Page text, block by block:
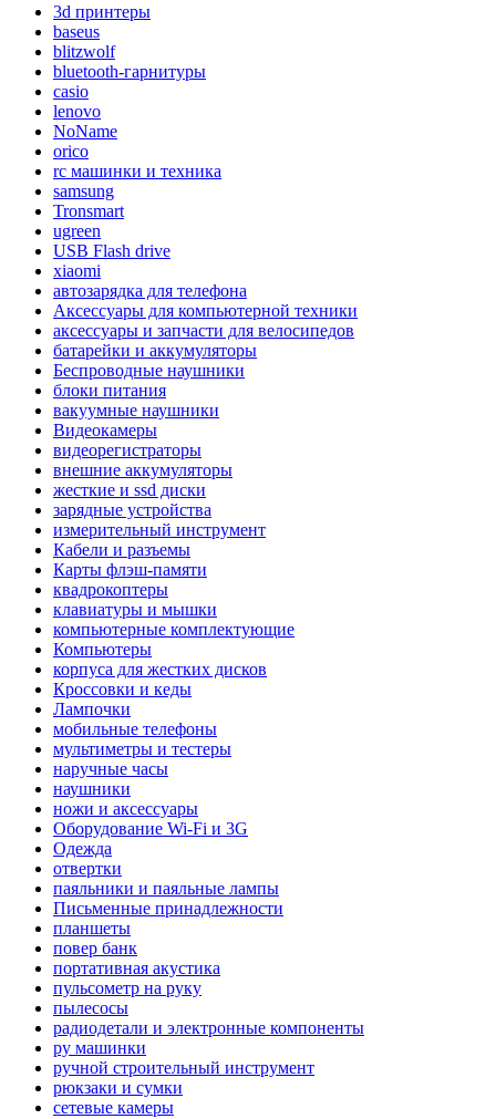
3d принтеры
baseus
blitzwolf
bluetooth-гарнитуры
casio
lenovo
NoName
orico
rc машинки и техника
samsung
Tronsmart
ugreen
USB Flash drive
xiaomi
автозарядка для телефона
Аксессуары для компьютерной техники
аксессуары и запчасти для велосипедов
батарейки и аккумуляторы
Беспроводные наушники
блоки питания
вакуумные наушники
Видеокамеры
видеорегистраторы
внешние аккумуляторы
жесткие и ssd диски
зарядные устройства
измерительный инструмент
Кабели и разъемы
Карты флэш-памяти
квадрокоптеры
клавиатуры и мышки
компьютерные комплектующие
Компьютеры
корпуса для жестких дисков
Кроссовки и кеды
Лампочки
мобильные телефоны
мультиметры и тестеры
наручные часы
наушники
ножи и аксессуары
Оборудование Wi-Fi и 3G
Одежда
отвертки
паяльники и паяльные лампы
Письменные принадлежности
планшеты
повер банк
портативная акустика
пульсометр на руку
пылесосы
радиодетали и электронные компоненты
ру машинки
ручной строительный инструмент
рюкзаки и сумки
сетевые камеры